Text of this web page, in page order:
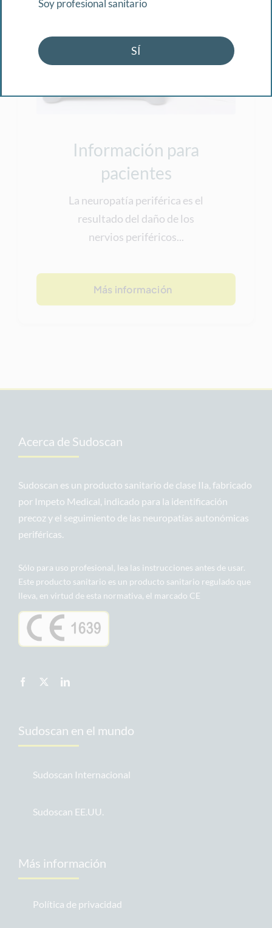
Información para
pacientes
La neuropatía periférica es el
resultado del daño de los
nervios periféricos...
Más información
Acerca de Sudoscan
Sudoscan es un producto sanitario de clase IIa, fabricado
por Impeto Medical, indicado para la identificación
precoz y el seguimiento de las neuropatías autonómicas
periféricas.
Sólo para uso profesional, lea las instrucciones antes de usar.
Este producto sanitario es un producto sanitario regulado que
lleva, en virtud de esta normativa, el marcado CE
Sudoscan en el mundo
Sudoscan Internacional
Sudoscan EE.UU.
Más información
Política de privacidad
Soy profesional sanitario
SÍ